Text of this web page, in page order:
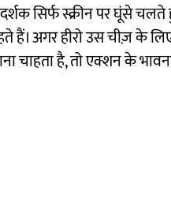
सिर्फ स्क्रीन पर घूंसे
हैं। अगर हीरो उस चीज़ के
चाहता है, तो एक्शन के